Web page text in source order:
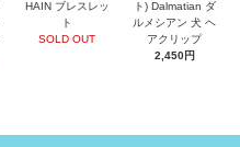
HAIN ブレスレッ
ト
SOLD OUT
ト) Dalmatian ダ
ルメシアン 犬 ヘ
アクリップ
2,450円